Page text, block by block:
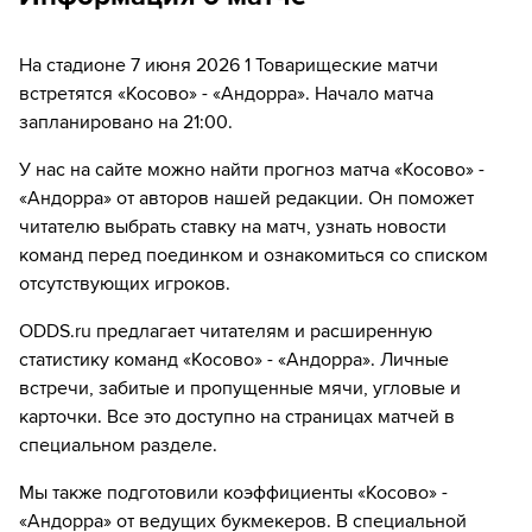
52´ Замена "Косово": Фисник Аслани ↔ Valmir Matoshi
52´ Замена "Косово": Leon Avdullahu ↔ Весел Демаку
53´ГОЛ!
Игрок "Косово" Альбион Рахмани забивает гол!
56´ Замена "Андорра": Алекс Мартинес ↔ Aron Rodrigo
Замена "Андорра": Жерар Сола ↔ Гильом Лопес
63´
Игрок "Андорра" Hugo Ferreira получает жёлтую
карточку
65´ Замена "Косово": Baton Zabergja ↔ Бетим Фазлии
На стадионе 7 июня 2026 1 Товарищеские матчи
встретятся «Косово» - «Андорра». Начало матча
запланировано на 21:00.
У нас на сайте можно найти прогноз матча «Косово» -
«Андорра» от авторов нашей редакции. Он поможет
читателю выбрать ставку на матч, узнать новости
команд перед поединком и ознакомиться со списком
отсутствующих игроков.
ODDS.ru предлагает читателям и расширенную
статистику команд «Косово» - «Андорра». Личные
встречи, забитые и пропущенные мячи, угловые и
карточки. Все это доступно на страницах матчей в
специальном разделе.
Мы также подготовили коэффициенты «Косово» -
«Андорра» от ведущих букмекеров. В специальной